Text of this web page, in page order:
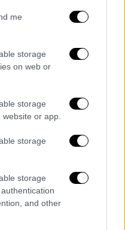
me
storage
on web or
storage
or app.
storage
storage
and other
μπάλες,
και τέρματα)
αντίστοιχα